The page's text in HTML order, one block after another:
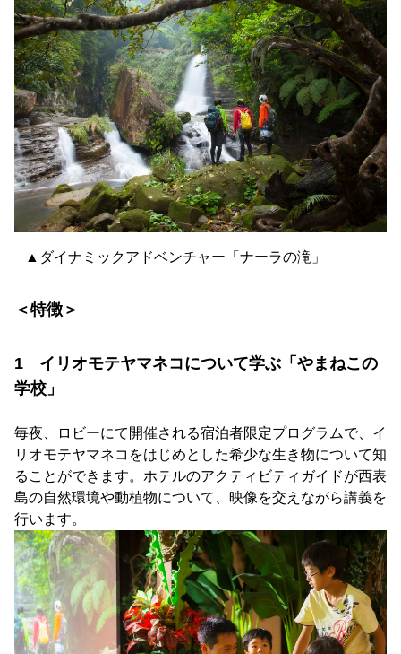
▲ダイナミックアドベンチャー「ナーラの滝」
＜特徴＞
1 イリオモテヤマネコについて学ぶ「やまねこの
学校」
毎夜、ロビーにて開催される宿泊者限定プログラムで、イ
リオモテヤマネコをはじめとした希少な生き物について知
ることができます。ホテルのアクティビティガイドが西表
島の自然環境や動植物について、映像を交えながら講義を
行います。